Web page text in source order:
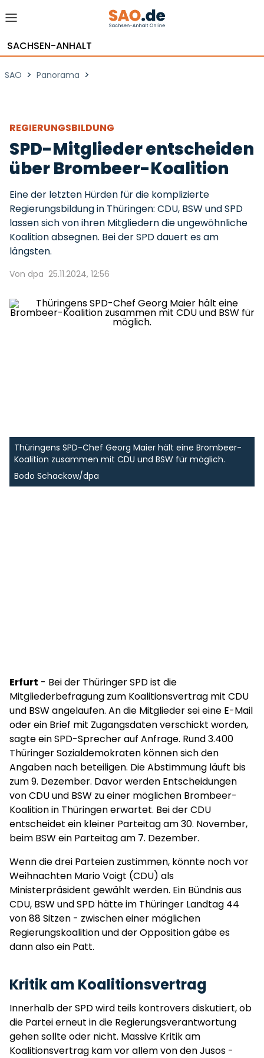
SACHSEN-ANHALT
SAO > Panorama >
REGIERUNGSBILDUNG
SPD-Mitglieder entscheiden
über Brombeer-Koalition
Eine der letzten Hürden für die komplizierte
Regierungsbildung in Thüringen: CDU, BSW und SPD
lassen sich von ihren Mitgliedern die ungewöhnliche
Koalition absegnen. Bei der SPD dauert es am
längsten.
Von dpa 25.11.2024, 12:56
Thüringens SPD-Chef Georg Maier hält eine Brombeer-
Koalition zusammen mit CDU und BSW für möglich.
Bodo Schackow/dpa
Erfurt - Bei der Thüringer SPD ist die
Mitgliederbefragung zum Koalitionsvertrag mit CDU
und BSW angelaufen. An die Mitglieder sei eine E-Mail
oder ein Brief mit Zugangsdaten verschickt worden,
sagte ein SPD-Sprecher auf Anfrage. Rund 3.400
Thüringer Sozialdemokraten können sich den
Angaben nach beteiligen. Die Abstimmung läuft bis
zum 9. Dezember. Davor werden Entscheidungen
von CDU und BSW zu einer möglichen Brombeer-
Koalition in Thüringen erwartet. Bei der CDU
entscheidet ein kleiner Parteitag am 30. November,
beim BSW ein Parteitag am 7. Dezember.
Wenn die drei Parteien zustimmen, könnte noch vor
Weihnachten Mario Voigt (CDU) als
Ministerpräsident gewählt werden. Ein Bündnis aus
CDU, BSW und SPD hätte im Thüringer Landtag 44
von 88 Sitzen - zwischen einer möglichen
Regierungskoalition und der Opposition gäbe es
dann also ein Patt.
Kritik am Koalitionsvertrag
Innerhalb der SPD wird teils kontrovers diskutiert, ob
die Partei erneut in die Regierungsverantwortung
gehen sollte oder nicht. Massive Kritik am
Koalitionsvertrag kam vor allem von den Jusos -